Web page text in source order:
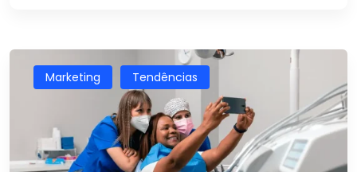
Marketing Tendências